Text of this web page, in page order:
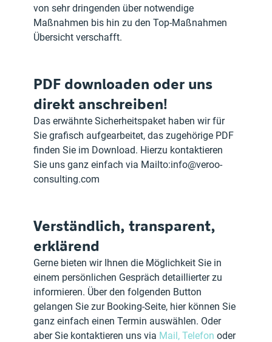
von sehr dringenden über notwendige
Maßnahmen bis hin zu den Top-Maßnahmen
Übersicht verschafft.
PDF downloaden oder uns
direkt anschreiben!
Das erwähnte Sicherheitspaket haben wir für
Sie grafisch aufgearbeitet, das zugehörige PDF
finden Sie im Download. Hierzu kontaktieren
Sie uns ganz einfach via Mailto:info@veroo-
consulting.com
Verständlich, transparent,
erklärend
Gerne bieten wir Ihnen die Möglichkeit Sie in
einem persönlichen Gespräch detaillierter zu
informieren. Über den folgenden Button
gelangen Sie zur Booking-Seite, hier können Sie
ganz einfach einen Termin auswählen. Oder
aber Sie kontaktieren uns via Mail, Telefon oder